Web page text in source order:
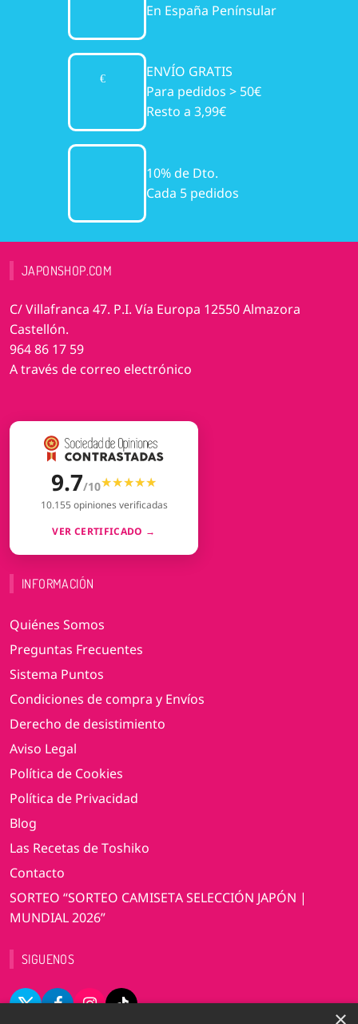
En España Penínsular
ENVÍO GRATIS
Para pedidos > 50€
Resto a 3,99€
10% de Dto.
Cada 5 pedidos
JAPONSHOP.COM
C/ Villafranca 47. P.I. Vía Europa 12550 Almazora
Castellón.
964 86 17 59
A través de correo electrónico
9.7/10★★★★★
★★★★★
10.155 opiniones verificadas
VER CERTIFICADO →
INFORMACIÓN
Quiénes Somos
Preguntas Frecuentes
Sistema Puntos
Condiciones de compra y Envíos
Derecho de desistimiento
Aviso Legal
Política de Cookies
Política de Privacidad
Blog
Las Recetas de Toshiko
Contacto
SORTEO “SORTEO CAMISETA SELECCIÓN JAPÓN |
MUNDIAL 2026”
SIGUENOS